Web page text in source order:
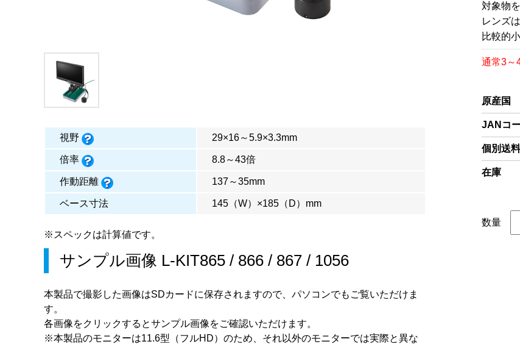
視野 29×16～5.9×3.3mm
倍率 8.8～43倍
作動距離 137～35mm
ベース寸法 145（W）×185（D）mm
※スペックは計算値です。
サンプル画像 L-KIT865 / 866 / 867 / 1056
本製品で撮影した画像はSDカードに保存されますので、パソコンでもご覧いただけま
す。
各画像をクリックするとサンプル画像をご確認いただけます。
※本製品のモニターは11.6型（フルHD）のため、それ以外のモニターでは実際と異な
対象物
レンズ
比較的
通常3～
原産国
JANコ
個別送
在庫
数量